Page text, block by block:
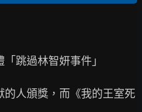
跳過林智妍事件」
的人頒獎，而《我的王室死